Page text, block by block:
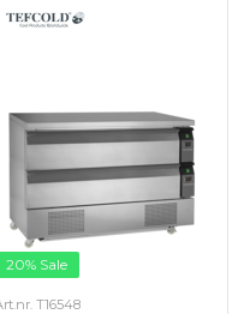
20% Sale
T16548